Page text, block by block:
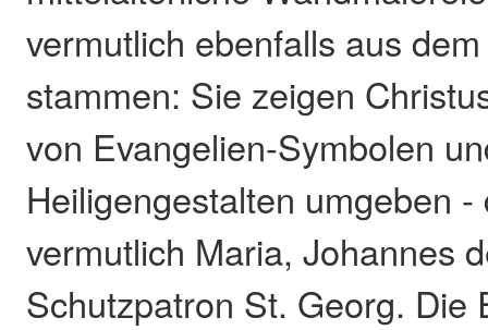
vermutlich ebenfalls aus
stammen: Sie zeigen
von Evangelien-Symbolen
Heiligengestalten umgeben -
vermutlich Maria, Johannes
Schutzpatron St. Georg. Die